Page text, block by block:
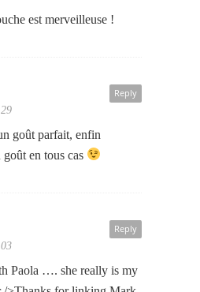
est merveilleuse !
Reply
goût parfait, enfin
en tous cas
Reply
Paola …. she really is my